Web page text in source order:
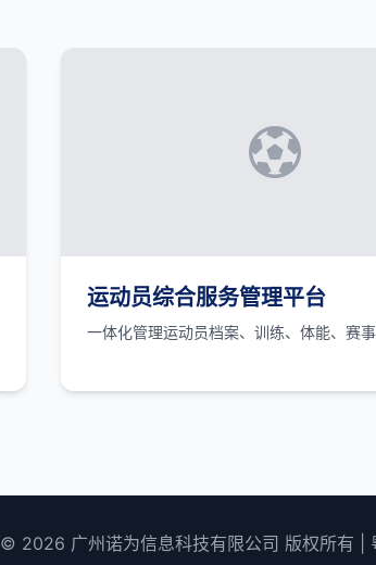
运动员综合服务管理平台
一体化管理运动员档案、训练、体能、赛
© 2026 广州诺为信息科技有限公司 版权所有 |